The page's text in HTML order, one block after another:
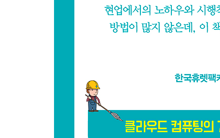
2.3.1 원가의 개념
2.3.2.1 감가상각비
2.3.3.1 직접 재료비
2.3.3.2 직접 인건비
2.3.3.3 운영 인건비
2.3.3.4 직접 경비